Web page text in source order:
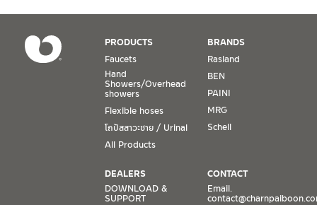
PRODUCTS
Faucets
Hand
Showers/Overhead
showers
Flexible hoses
โถปัสสาวะชาย / Urinal
All Products
BRANDS
Rasland
BEN
PAINI
MRG
Schell
DEALERS
DOWNLOAD &
SUPPORT
CONTACT
Email.